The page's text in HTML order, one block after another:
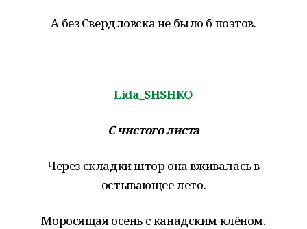
А без Свердловска не было б поэтов.
Lida_SHSHKO
С чистого листа
Через складки штор она вживалась в
остывающее лето.
Моросящая осень с канадским клёном.